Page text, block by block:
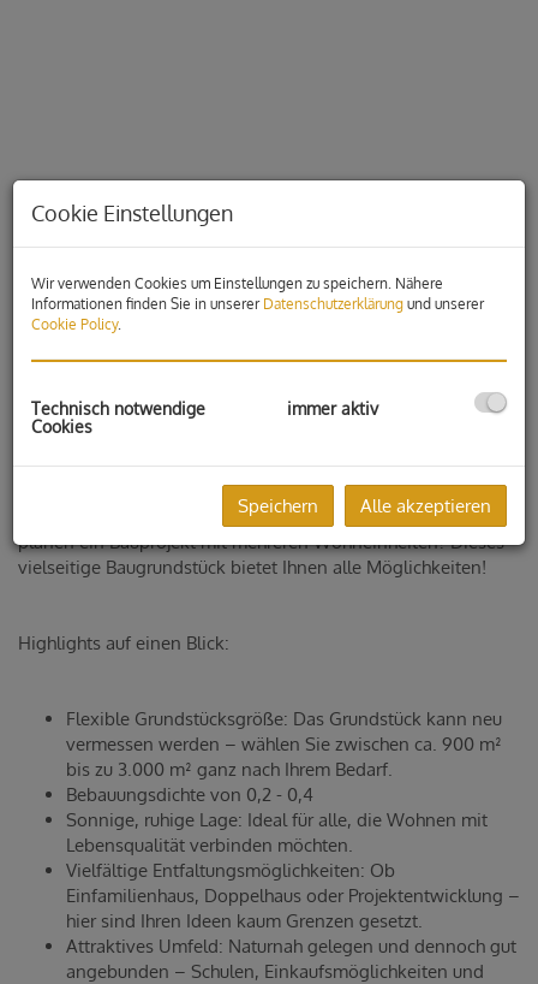
Beschreibung
Sie träumen vom Eigenheim mit großzügigem Garten? Oder
planen ein Bauprojekt mit mehreren Wohneinheiten? Dieses
vielseitige Baugrundstück bietet Ihnen alle Möglichkeiten!
Highlights auf einen Blick:
Flexible Grundstücksgröße: Das Grundstück kann neu
vermessen werden – wählen Sie zwischen ca. 900 m²
bis zu 3.000 m² ganz nach Ihrem Bedarf.
Bebauungsdichte von 0,2 - 0,4
Sonnige, ruhige Lage: Ideal für alle, die Wohnen mit
Lebensqualität verbinden möchten.
Vielfältige Entfaltungsmöglichkeiten: Ob
Einfamilienhaus, Doppelhaus oder Projektentwicklung –
hier sind Ihren Ideen kaum Grenzen gesetzt.
Attraktives Umfeld: Naturnah gelegen und dennoch gut
angebunden – Schulen, Einkaufsmöglichkeiten und
Cookie Einstellungen
Wir verwenden Cookies um Einstellungen zu speichern. Nähere
Informationen finden Sie in unserer Datenschutzerklärung und unserer
Cookie Policy.
Technisch notwendige
Cookies
immer aktiv
Speichern Alle akzeptieren